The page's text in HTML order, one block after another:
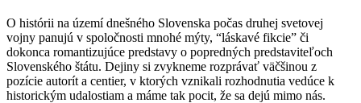
O histórii na území dnešného Slovenska počas druhej svetovej
vojny panujú v spoločnosti mnohé mýty, “láskavé fikcie” či
dokonca romantizujúce predstavy o popredných predstaviteľoch
Slovenského štátu. Dejiny si zvykneme rozprávať väčšinou z
pozície autorít a centier, v ktorých vznikali rozhodnutia vedúce k
historickým udalostiam a máme tak pocit, že sa dejú mimo nás.